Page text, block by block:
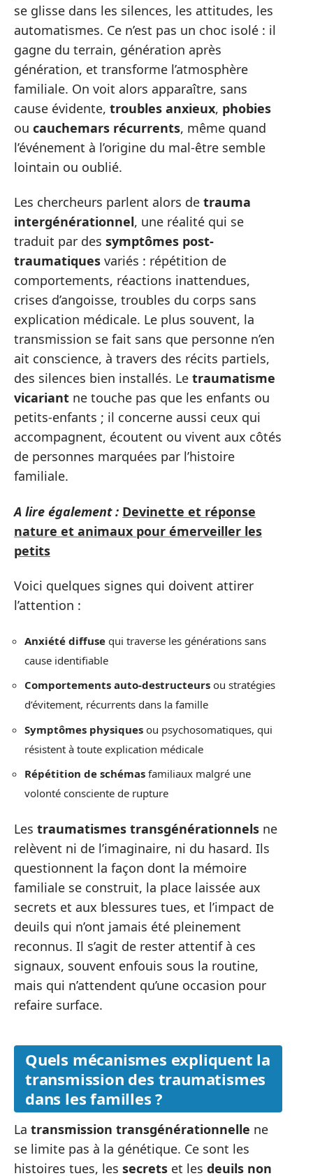
se glisse dans les silences, les attitudes, les
automatismes. Ce n’est pas un choc isolé : il
gagne du terrain, génération après
génération, et transforme l’atmosphère
familiale. On voit alors apparaître, sans
cause évidente, troubles anxieux, phobies
ou cauchemars récurrents, même quand
l’événement à l’origine du mal-être semble
lointain ou oublié.
Les chercheurs parlent alors de trauma
intergénérationnel, une réalité qui se
traduit par des symptômes post-
traumatiques variés : répétition de
comportements, réactions inattendues,
crises d’angoisse, troubles du corps sans
explication médicale. Le plus souvent, la
transmission se fait sans que personne n’en
ait conscience, à travers des récits partiels,
des silences bien installés. Le traumatisme
vicariant ne touche pas que les enfants ou
petits-enfants ; il concerne aussi ceux qui
accompagnent, écoutent ou vivent aux côtés
de personnes marquées par l’histoire
familiale.
A lire également : Devinette et réponse
nature et animaux pour émerveiller les
petits
Voici quelques signes qui doivent attirer
l’attention :
Anxiété diffuse qui traverse les générations sans
cause identifiable
Comportements auto-destructeurs ou stratégies
d’évitement, récurrents dans la famille
Symptômes physiques ou psychosomatiques, qui
résistent à toute explication médicale
Répétition de schémas familiaux malgré une
volonté consciente de rupture
Les traumatismes transgénérationnels ne
relèvent ni de l’imaginaire, ni du hasard. Ils
questionnent la façon dont la mémoire
familiale se construit, la place laissée aux
secrets et aux blessures tues, et l’impact de
deuils qui n’ont jamais été pleinement
reconnus. Il s’agit de rester attentif à ces
signaux, souvent enfouis sous la routine,
mais qui n’attendent qu’une occasion pour
refaire surface.
Quels mécanismes expliquent la
transmission des traumatismes
dans les familles ?
La transmission transgénérationnelle ne
se limite pas à la génétique. Ce sont les
histoires tues, les secrets et les deuils non